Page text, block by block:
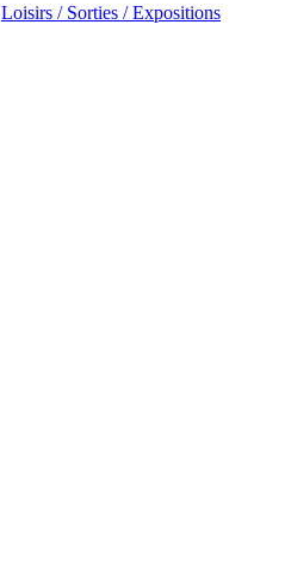
Loisirs / Sorties / Expositions